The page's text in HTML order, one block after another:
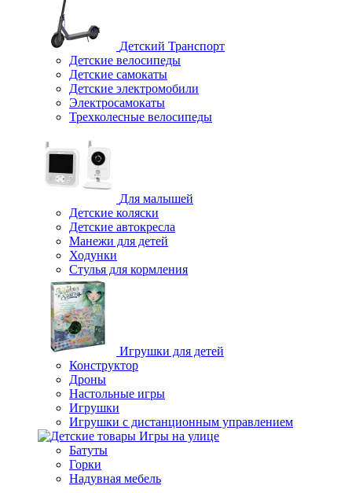
Детский Транспорт
Детские велосипеды
Детские самокаты
Детские электромобили
Электросамокаты
Трехколесные велосипеды
Для малышей
Детские коляски
Детские автокресла
Манежи для детей
Ходунки
Стулья для кормления
Игрушки для детей
Конструктор
Дроны
Настольные игры
Игрушки
Игрушки c дистанционным управлением
Игры на улице
Батуты
Горки
Надувная мебель